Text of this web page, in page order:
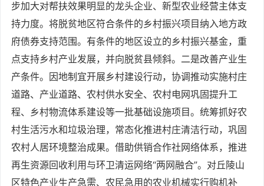
步加大对帮扶效果明显的龙头企业、新型农业经营主体支
持力度。将脱贫地区符合条件的乡村振兴项目纳入地方政
府债券支持范围。有条件的地区设立的乡村振兴基金，重
点支持乡村产业发展，并向脱贫县倾斜。二是改善产业生
产条件。因地制宜开展乡村建设行动，协调推动实施村庄
道路、产业道路、农村供水安全、农村电网巩固提升工
程、乡村物流体系建设等一批基础设施项目。统筹抓好农
村生活污水和垃圾治理，常态化推进村庄清洁行动，巩固
农村人居环境整治成果。借助供销合作社网络体系，推进
再生资源回收利用与环卫清运网络“两网融合”。对丘陵山
区特色产业生产急需、农民急用的农业机械实行购机补